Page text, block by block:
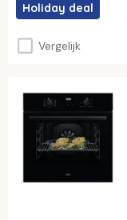
Holiday deal
Vergelijk